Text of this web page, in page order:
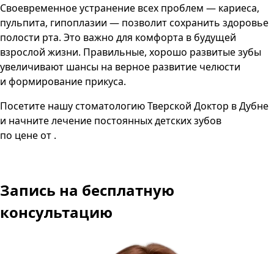
Своевременное устранение всех проблем — кариеса,
пульпита, гипоплазии — позволит сохранить здоровье
полости рта. Это важно для комфорта в будущей
взрослой жизни. Правильные, хорошо развитые зубы
увеличивают шансы на верное развитие челюсти
и формирование прикуса.
Посетите нашу стоматологию Тверской Доктор в Дубне
и начните лечение постоянных детских зубов
по цене от .
Запись на бесплатную
консультацию